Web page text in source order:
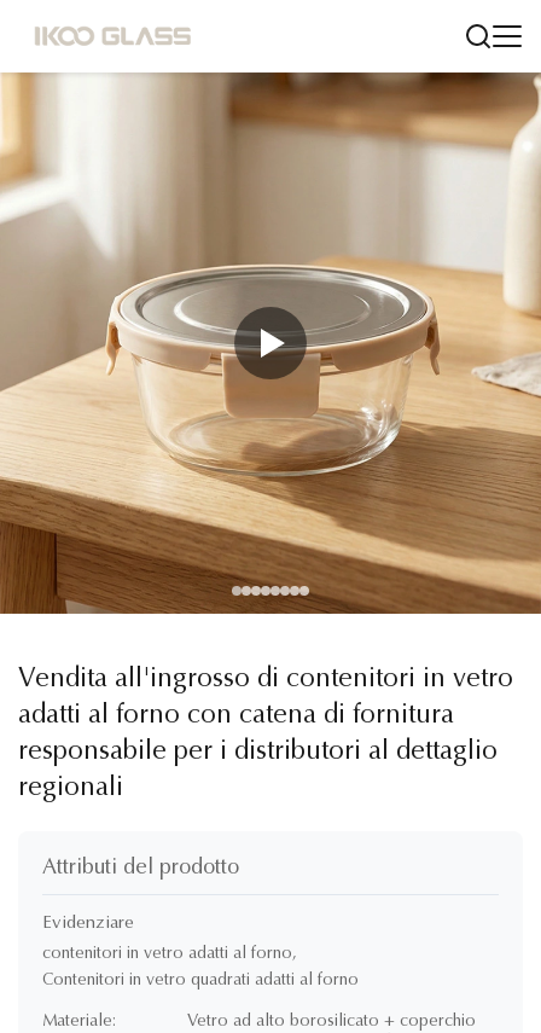
Vendita all'ingrosso di contenitori in vetro
adatti al forno con catena di fornitura
responsabile per i distributori al dettaglio
regionali
Attributi del prodotto
Evidenziare
contenitori in vetro adatti al forno,
Contenitori in vetro quadrati adatti al forno
Materiale:
Vetro ad alto borosilicato + coperchio